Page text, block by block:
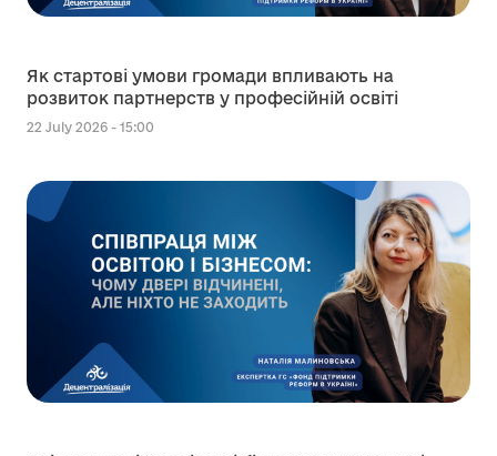
Як стартові умови громади впливають на
розвиток партнерств у професійній освіті
22 July 2026 - 15:00